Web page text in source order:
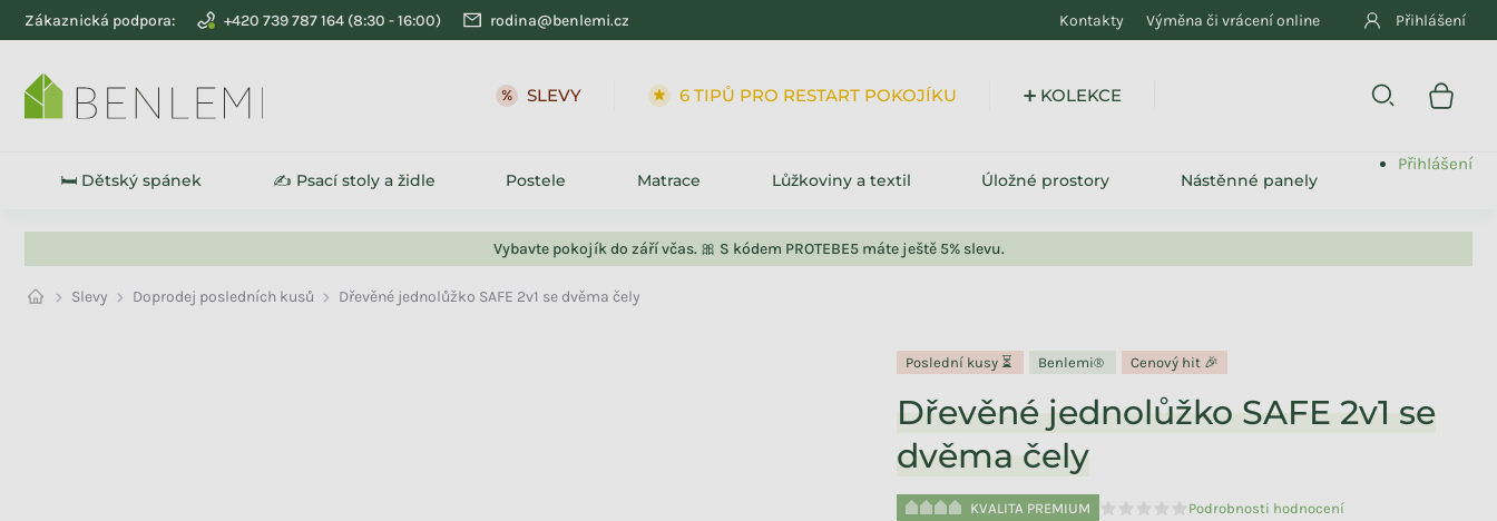
Přejít na obsah
Vybavte pokojík do září včas. 🎀 S kódem PROTEBE5 máte ještě 5% slevu.
Zákaznická podpora: +420 739 787 164 rodina@benlemi.cz Kontakty Výměna či vrácení online Přihlášení
SLEVY 6 TIPŮ PRO RESTART POKOJÍKU ➕ KOLEKCE
🛏️ Dětský spánek ✍️ Psací stoly a židle Postele Matrace Lůžkoviny a textil Úložné prostory Nástěnné panely
Přihlášení
Slevy Doprodej posledních kusů Dřevěné jednolůžko SAFE 2v1 se dvěma čely
Poslední kusy ⏳ Benlemi® Cenový hit 🎉
Dřevěné jednolůžko SAFE 2v1 se
dvěma čely
KVALITA PREMIUM
Průměrné hodnocení produktu je 0,0 z 5 hvězdiček.
Podrobnosti hodnocení